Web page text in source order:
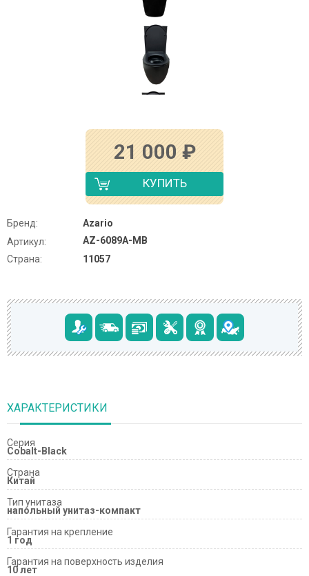
21 000 ₽
КУПИТЬ
Бренд:
Azario
Артикул:
AZ-6089A-MB
Страна:
11057
ХАРАКТЕРИСТИКИ
Серия
Cobalt-Black
Страна
Китай
Тип унитаза
напольный унитаз-компакт
Гарантия на крепление
1 год
Гарантия на поверхность изделия
10 лет